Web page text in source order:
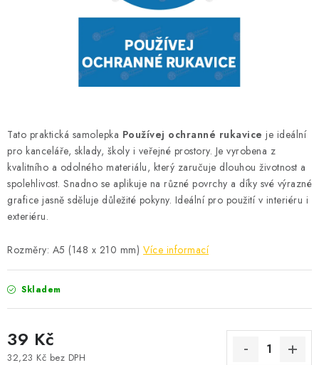
Nepřebraná dobírka
Tato praktická samolepka Používej ochranné rukavice je ideální
pro kanceláře, sklady, školy i veřejné prostory. Je vyrobena z
kvalitního a odolného materiálu, který zaručuje dlouhou životnost a
spolehlivost. Snadno se aplikuje na různé povrchy a díky své výrazné
grafice jasně sděluje důležité pokyny. Ideální pro použití v interiéru i
exteriéru.
Rozměry: A5 (148 x 210 mm) Více informací
Skladem
39 Kč
32,23 Kč bez DPH